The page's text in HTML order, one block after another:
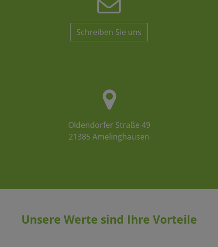
Schreiben Sie uns
Oldendorfer Straße 49
21385 Amelinghausen
Unsere Werte sind Ihre Vorteile